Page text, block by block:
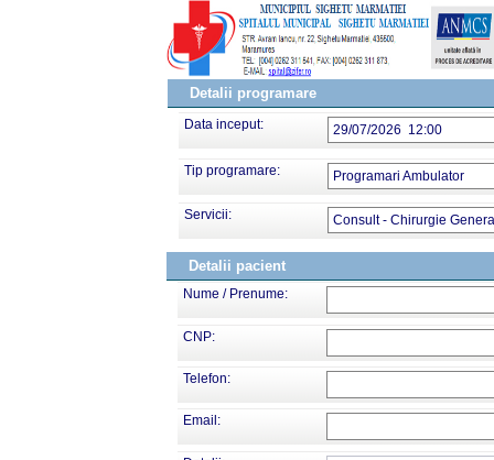
Detalii programare
Data inceput: 29/07/2026 12:00
Tip programare: Programari Ambulator
Servicii: Consult - Chirurgie
Detalii pacient
Nume / Prenume:
CNP:
Telefon:
Email: